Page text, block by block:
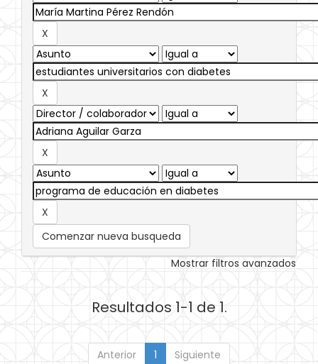
Comenzar nueva busqueda
Mostrar filtros avanzados
Resultados 1-1 de 1.
Anterior 1 Siguiente